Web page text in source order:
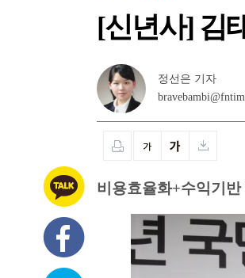
[신년사] 김
정선은 기자
비용효율화+수익기